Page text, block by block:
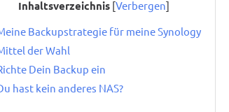
Inhaltsverzeichnis [Verbergen]
Backupstrategie für meine Synology
der Wahl
Dein Backup ein
hast kein anderes NAS?